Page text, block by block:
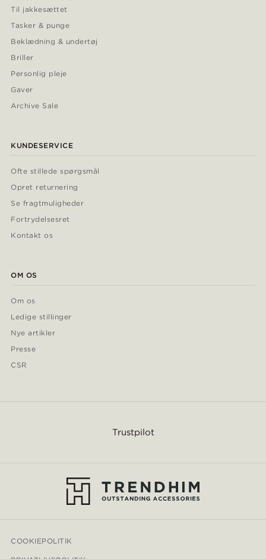
Til jakkesættet
Tasker & punge
Beklædning & undertøj
Briller
Personlig pleje
Gaver
Archive Sale
KUNDESERVICE
Ofte stillede spørgsmål
Opret returnering
Se fragtmuligheder
Fortrydelsesret
Kontakt os
OM OS
Om os
Ledige stillinger
Nye artikler
Presse
CSR
Trustpilot
COOKIEPOLITIK